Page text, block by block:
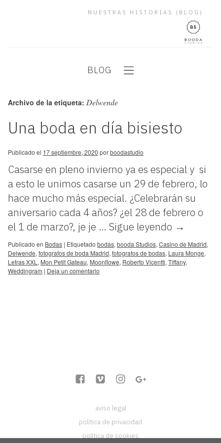
NUESTRAS HISTORIAS (BLOG)
BLOG
Archivo de la etiqueta: Delwende
Una boda en día bisiesto
Publicado el 17 septiembre, 2020 porboodastudio
Casarse en pleno invierno ya es especial y si
a esto le unimos casarse un 29 de febrero, lo
hace mucho más especial. ¿Celebrarán su
aniversario cada 4 años? ¿el 28 de febrero o
el 1 de marzo?, je je … Sigue leyendo →
Publicado en Bodas | Etiquetado bodas, booda Studios, Casino de Madrid,
Delwende, fotografos de boda Madrid, fotografos de bodas, Laura Monge,
Letras XXL , Mon Petit Gateau, Moonflowe, Roberto Vicentti, Tiffany,
Weddingram | Deja un comentario
aviso legal
política de privacidad
política de cookies